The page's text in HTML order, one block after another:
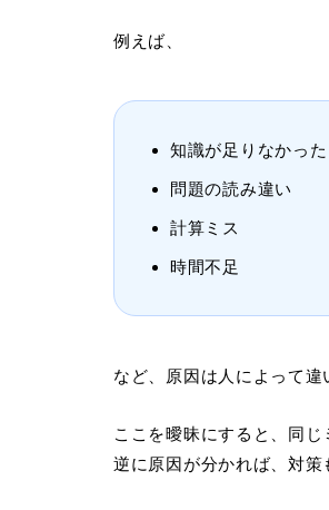
例えば、
知識が足りなかった
問題の読み違い
計算ミス
時間不足
など、原因は人によって違
ここを曖昧にすると、同じ
逆に原因が分かれば、対策